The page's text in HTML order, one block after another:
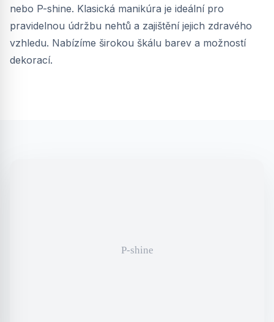
nebo P-shine. Klasická manikúra je ideální pro
pravidelnou údržbu nehtů a zajištění jejich zdravého
vzhledu. Nabízíme širokou škálu barev a možností
dekorací.